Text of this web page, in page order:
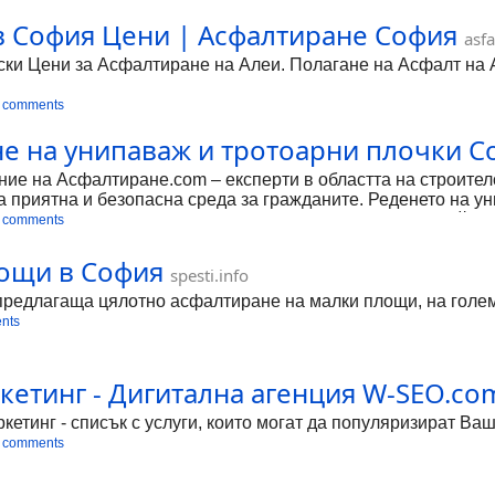
София Цени | Асфалтиране София
Цени за Асфалтиране на Алеи. Полагане на Асфалт на
comments
на унипаваж и тротоарни плочки
на Асфалтиране.com – експерти в областта на
приятна и безопасна среда за гражданите. Реденето на
да се гарантира качествено изпълнение и
comments
в София spesti.info
цялотно асфалтиране на малки площи, на
- Дигитална агенция W-
- списък с услуги, които могат да популяризират
comments